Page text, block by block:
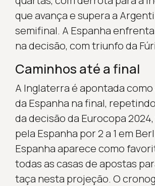
que avança e supera a
semifinal. A Espanha
na decisão, com triunfo da
Caminhos até a final
A Inglaterra é apontada
da Espanha na final,
da decisão da Eurocopa
pela Espanha por 2 a 1 em
Espanha aparece como
todas as casas de apostas
taça nesta projeção. O